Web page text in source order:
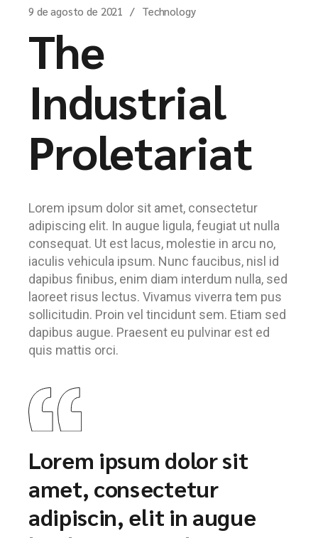
9 de agosto de 2021 Technology
The
Industrial
Proletariat
Lorem ipsum dolor sit amet, consectetur
adipiscing elit. In augue ligula, feugiat ut nulla
consequat. Ut est lacus, molestie in arcu no,
iaculis vehicula ipsum. Nunc faucibus, nisl id
dapibus finibus, enim diam interdum nulla, sed
laoreet risus lectus. Vivamus viverra tem pus
sollicitudin. Proin vel tincidunt sem. Etiam sed
dapibus augue. Praesent eu pulvinar est ed
quis mattis orci.
Lorem ipsum dolor sit
amet, consectetur
adipiscin, elit in augue